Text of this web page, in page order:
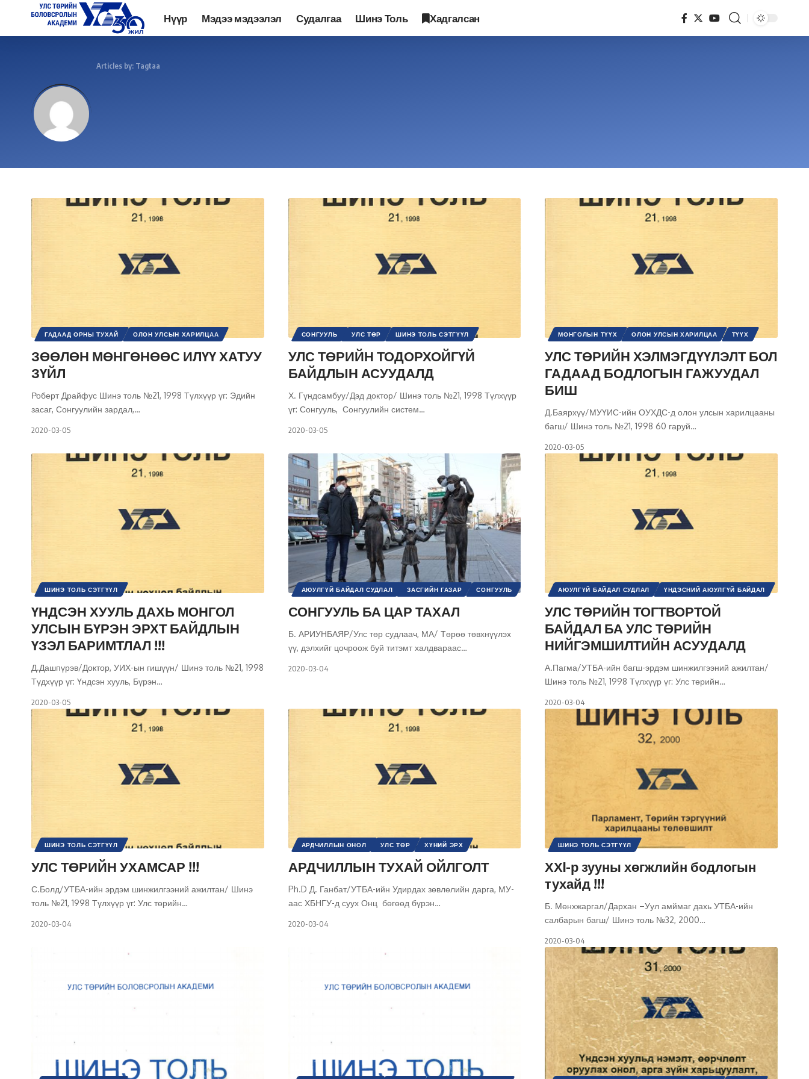
Нүүр Мэдээ мэдээлэл Судалгаа Шинэ Толь Хадгалсан
Articles by: Tagtaa
ГАДААД ОРНЫ ТУХАЙ
ОЛОН УЛСЫН ХАРИЛЦАА
ЗӨӨЛӨН МӨНГӨНӨӨС ИЛҮҮ ХАТУУ
ЗҮЙЛ
Роберт Драйфус Шинэ толь №21, 1998 Түлхүүр үг: Эдийн
засаг, Сонгуулийн зардал,…
2020-03-05
СОНГУУЛЬ УЛС ТӨР ШИНЭ ТОЛЬ СЭТГҮҮЛ
УЛС ТӨРИЙН ТОДОРХОЙГҮЙ
БАЙДЛЫН АСУУДАЛД
Х. Гүндсамбуу/Дэд доктор/ Шинэ толь №21, 1998 Түлхүүр
үг: Сонгууль, Сонгуулийн систем…
2020-03-05
МОНГОЛЫН ТҮҮХ ОЛОН УЛСЫН ХАРИЛЦАА
ТҮҮХ
ХАРЬЦУУЛСАН ШИНЖИЛГЭЭ
УЛС ТӨРИЙН ХЭЛМЭГДҮҮЛЭЛТ БОЛ
ГАДААД БОДЛОГЫН ГАЖУУДАЛ
БИШ
Д.Баярхүү/МУҮИС-ийн ОУХДС-д олон улсын харилцааны
багш/ Шинэ толь №21, 1998 60 гаруй…
2020-03-05
ШИНЭ ТОЛЬ СЭТГҮҮЛ
ҮНДСЭН ХУУЛЬ ДАХЬ МОНГОЛ
УЛСЫН БҮРЭН ЭРХТ БАЙДЛЫН
ҮЗЭЛ БАРИМТЛАЛ !!!
Д.Дашпүрэв/Доктор, УИХ-ын гишүүн/ Шинэ толь №21, 1998
Түдхүүр үг: Үндсэн хууль, Бүрэн…
2020-03-05
АЮУЛГҮЙ БАЙДАЛ СУДЛАЛ ЗАСГИЙН ГАЗАР
СОНГУУЛЬ
ШИНЭ ТОЛЬ СЭТГҮҮЛ
СОНГУУЛЬ БА ЦАР ТАХАЛ
Б. АРИУНБАЯР/Улс төр судлаач, МА/ Төрөө төвхнүүлэх
үү, дэлхийг цочроож буй титэмт халдвараас…
2020-03-04
АЮУЛГҮЙ БАЙДАЛ СУДЛАЛ
ҮНДЭСНИЙ АЮУЛГҮЙ БАЙДАЛ
ШИНЭ ТОЛЬ СЭТГҮҮЛ
УЛС ТӨРИЙН ТОГТВОРТОЙ
БАЙДАЛ БА УЛС ТӨРИЙН
НИЙГЭМШИЛТИЙН АСУУДАЛД
А.Пагма/УТБА-ийн багш-эрдэм шинжилгээний ажилтан/
Шинэ толь №21, 1998 Түлхүүр үг: Улс төрийн…
2020-03-04
ШИНЭ ТОЛЬ СЭТГҮҮЛ
УЛС ТӨРИЙН УХАМСАР !!!
С.Болд/УТБА-ийн эрдэм шинжилгээний ажилтан/ Шинэ
толь №21, 1998 Түлхүүр үг: Улс төрийн…
2020-03-04
АРДЧИЛЛЫН ОНОЛ УЛС ТӨР
ХҮНИЙ ЭРХ
ЭРХ, ЭРХ ЧӨЛӨӨ
АРДЧИЛЛЫН ТУХАЙ ОЙЛГОЛТ
Ph.D Д. Ганбат/УТБА-ийн Удирдах зөвлөлийн дарга, МУ-
аас ХБНГУ-д суух Онц бөгөөд бүрэн…
2020-03-04
ШИНЭ ТОЛЬ СЭТГҮҮЛ
ХХI-р зууны хөгжлийн бодлогын
тухайд !!!
Б. Мөнхжаргал/Дархан –Уул амймаг дахь УТБА-ийн
салбарын багш/ Шинэ толь №32, 2000…
2020-03-04